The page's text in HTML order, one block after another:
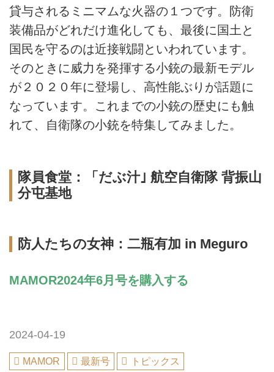
貸与されるミニマムな火器の１つです。防衛
装備品がどれだけ進化しても、最後に国土と
国民を守るのは近接戦闘といわれています。
そのときに威力を発揮する小銃の最新モデル
が２０２０年に登場し、高性能ぶりが話題に
なっています。これまでの小銃の歴史にも触
れて、自衛隊の小銃を特集してみました。
隊員食堂：「だぶ汁｣ 航空自衛隊 背振山
分屯基地
防人たちの女神：二瓶有加 in Meguro
MAMOR2024年6月号を購入する
2024-04-19
MAMOR 最新号 トピックス